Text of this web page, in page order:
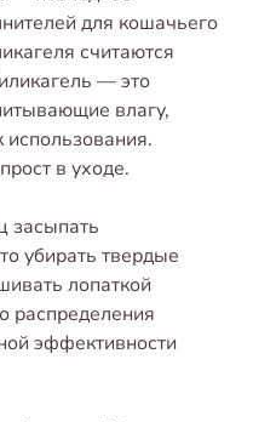
для кошачьего
считаются
— это
влагу,
в уходе.
засыпать
убирать твердые
лопаткой
распределения
эффективности